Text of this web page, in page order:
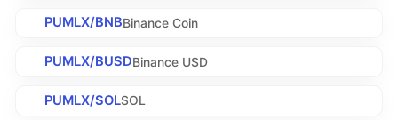
PUMLX/BNBBinance Coin
PUMLX/BUSDBinance USD
PUMLX/SOLSOL